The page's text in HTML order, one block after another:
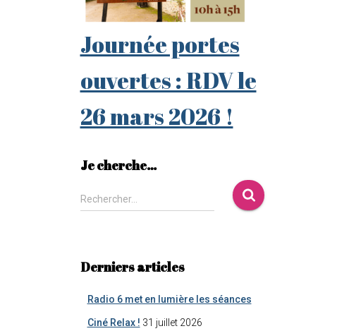
Journée portes
ouvertes : RDV le
26 mars 2026 !
Je cherche…
Rechercher…
Derniers articles
Radio 6 met en lumière les séances
Ciné Relax ! 31 juillet 2026